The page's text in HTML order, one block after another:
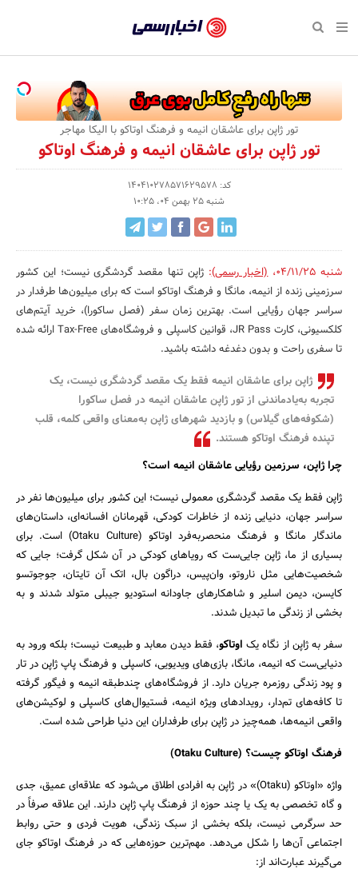
رسمی
-
اخبار
تایید
شده
شرکت‌ها،
سازمان‌ها
و
روابط
عمومی‌ها
بازگشت
صفحه نخست پایگاه خبری
اقتصادی
صفحه نخست اقتصادی
تجارت و بازار
کارآفرینی و استارتاپ
نفت، انرژی و صنایع
کسب و کار و خرده فروشی
صنایع غذایی و کشاورزی
بانک، بیمه و سرمایه
مسکن و ساختمان
اجتماعی
صفحه نخست اجتماعی
علم و آموزش
بهداشت و درمان
شهر و جامعه
محیط زیست
تبلیغات و روابط عمومی
فرهنگی
صفحه نخست فرهنگی
رسانه‌ها
نشریات و کتاب
سینما و تئاتر
صنایع دستی
صفحه نخست ورزش
تازه‌های ورزش
مکان‌های ورزشی
تجهیزات ورزشی
صفحه نخست سبک زندگی
سلامت و زیبایی
روانشناسی و موفقیت
مد و لباس
رویداد
صفحه نخست رویداد
حراج و تخفیف
جشنواره، نمایشگاه و
مسابقه و فراخوان
تور ژاپن برای عاشقان انیمه و فرهنگ اوتاکو با الیکا مهاجر
تور ژاپن برای عاشقان انیمه و فرهنگ اوتاکو
کد: 140410278571629578
شنبه 25 بهمن 04، 10:25
شنبه 04/11/25 ،(اخبار رسمی):ژاپن تنها مقصد گردشگری نیست؛ این کشور
سرزمینی زنده از انیمه، مانگا و فرهنگ اوتاکو است که برای میلیون‌ها طرفدار در
سراسر جهان رؤیایی است. بهترین زمان سفر (فصل ساکورا)، خرید آیتم‌های
کلکسیونی، کارت JR Pass، قوانین کاسپلی و فروشگاه‌های Tax-Free ارائه شده
تا سفری راحت و بدون دغدغه داشته باشید.
ژاپن برای عاشقان انیمه فقط یک مقصد گردشگری نیست، یک
تجربه به‌یادماندنی از تور ژاپن عاشقان انیمه در فصل ساکورا
(شکوفه‌های گیلاس) و بازدید شهرهای ژاپن به‌معنای واقعی کلمه، قلب
تپنده فرهنگ اوتاکو هستند.
چرا ژاپن، سرزمین رؤیایی عاشقان انیمه است؟
ژاپن فقط یک مقصد گردشگری معمولی نیست؛ این کشور برای میلیون‌ها نفر در
سراسر جهان، دنیایی زنده از خاطرات کودکی، قهرمانان افسانه‌ای، داستان‌های
ماندگار مانگا و فرهنگ منحصربه‌فرد اوتاکو (Otaku Culture) است. برای
بسیاری از ما، ژاپن جایی‌ست که رویاهای کودکی در آن شکل گرفت؛ جایی که
شخصیت‌هایی مثل ناروتو، وان‌پیس، دراگون بال، اتک آن تایتان، جوجوتسو
کایسن، دیمن اسلیر و شاهکارهای جاودانه استودیو جیبلی متولد شدند و به
بخشی از زندگی ما تبدیل شدند.
سفر به ژاپن از نگاه یک اوتاکو، فقط دیدن معابد و طبیعت نیست؛ بلکه ورود به
دنیایی‌ست که انیمه، مانگا، بازی‌های ویدیویی، کاسپلی و فرهنگ پاپ ژاپن در تار
و پود زندگی روزمره جریان دارد. از فروشگاه‌های چندطبقه انیمه و فیگور گرفته
تا کافه‌های تم‌دار، رویدادهای ویژه انیمه، فستیوال‌های کاسپلی و لوکیشن‌های
واقعی انیمه‌ها، همه‌چیز در ژاپن برای طرفداران این دنیا طراحی شده است.
فرهنگ اوتاکو چیست؟ (Otaku Culture)
واژه «اوتاکو (Otaku)» در ژاپن به افرادی اطلاق می‌شود که علاقه‌ای عمیق، جدی
و گاه تخصصی به یک یا چند حوزه از فرهنگ پاپ ژاپن دارند. این علاقه صرفاً در
حد سرگرمی نیست، بلکه بخشی از سبک زندگی، هویت فردی و حتی روابط
اجتماعی آن‌ها را شکل می‌دهد. مهم‌ترین حوزه‌هایی که در فرهنگ اوتاکو جای
می‌گیرند عبارت‌اند از: